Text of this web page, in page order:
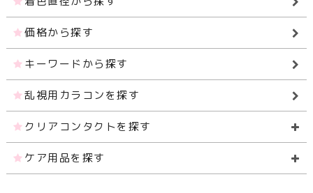
価格から探す
キーワードから探す
乱視用カラコンを探す
クリアコンタクトを探す
ケア用品を探す